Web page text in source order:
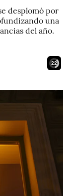
desplomó por
una
del año.
21